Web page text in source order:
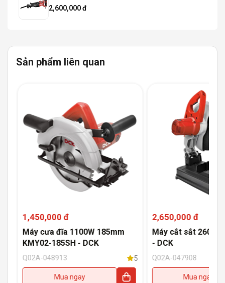
2,600,000 đ
Sản phẩm liên quan
1,450,000 đ
Máy cưa đĩa 1100W 185mm
KMY02-185SH - DCK
Q02A-048913 5
Mua ngay
2,650,000 đ
Máy cắt sắt 2600W
- DCK
Q02A-047908
Mua ngay